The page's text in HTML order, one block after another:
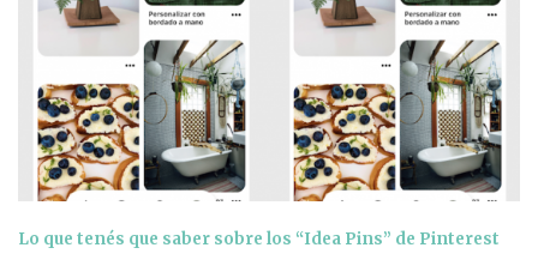
Lo que tenés que saber sobre los “Idea Pins” de Pinterest